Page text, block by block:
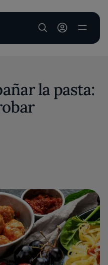
User account
la pasta: